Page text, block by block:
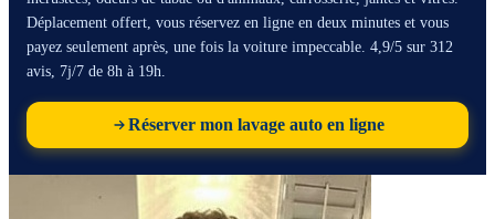
Déplacement offert, vous réservez en ligne en deux minutes et vous
payez seulement après, une fois la voiture impeccable. 4,9/5 sur 312
avis, 7j/7 de 8h à 19h.
Réserver mon lavage auto en ligne